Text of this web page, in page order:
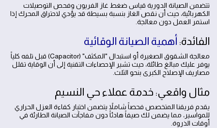
تتضمن الصيانة الدورية قياس ضغط غاز الفريون وفحص التوصيلات
الكهربائية، حيث أن نقص الغاز بنسبة بسيطة قد يؤدي لاحتراق المحرك إذا
استمر العمل دون معالجة.
الفائدة: أهمية الصيانة الوقائية
معالجة الشقوق الصغيرة أو استبدال "المكثف" (Capacitor) قبل تلفه كلياً
يوفر عليك مبالغ طائلة، حيث تشير الإحصاءات التقنية إلى أن الوقاية تقلل
مصاريف الإصلاح الكبرى بنحو الثلث.
مثال واقعي: خدمة عملاء حي النسيم
يقدم فريقنا المتخصص فحصاً شاملاً يتضمن اختبار كفاءة العزل الحراري
للمواسير، مما يضمن لك صيفاً هادئاً دون مفاجآت الصيانة الطارئة في
أوقات الذروة.